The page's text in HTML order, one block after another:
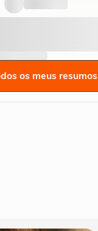
os meus resumos